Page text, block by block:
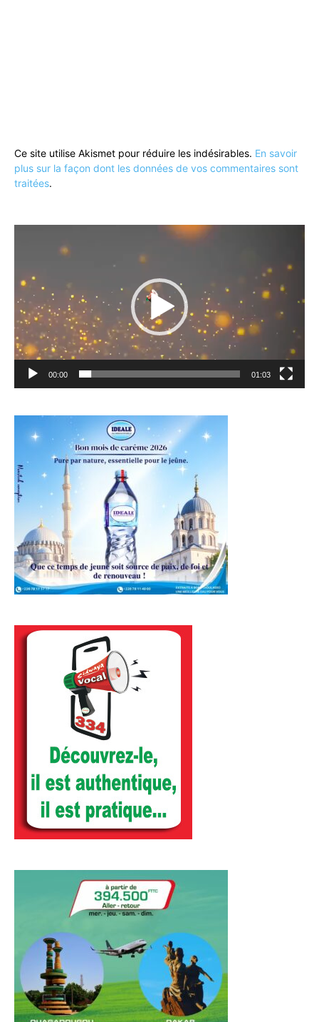
Ce site utilise Akismet pour réduire les indésirables. En savoir
plus sur la façon dont les données de vos commentaires sont
traitées.
00:00 01:03